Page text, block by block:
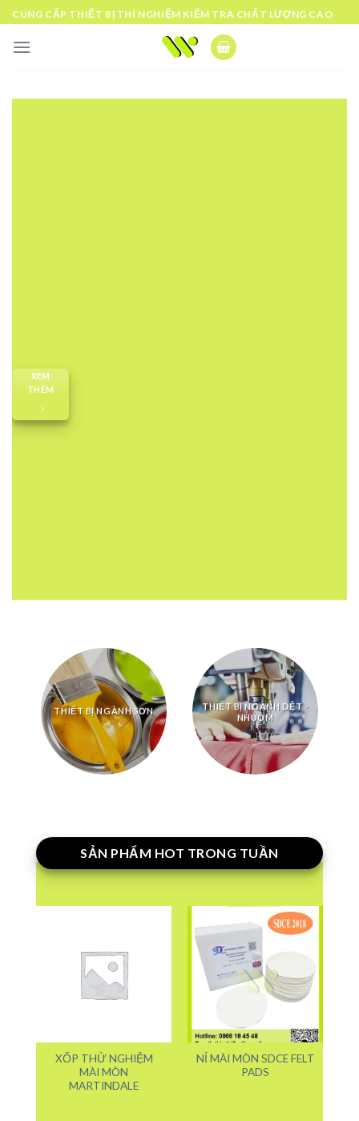
Skip
to
content
CUNG CẤP THIẾT BỊ THÍ NGHIỆM KIỂM TRA CHẤT LƯỢNG CAO
XEM
THÊM
THIẾT BỊ NGÀNH SƠN
THIẾT BỊ NGÀNH DỆT -
NHUỘM
SẢN PHẨM HOT TRONG TUẦN
XỐP THỬ NGHIỆM
MÀI MÒN
MARTINDALE
NỈ MÀI MÒN SDCE FELT
PADS